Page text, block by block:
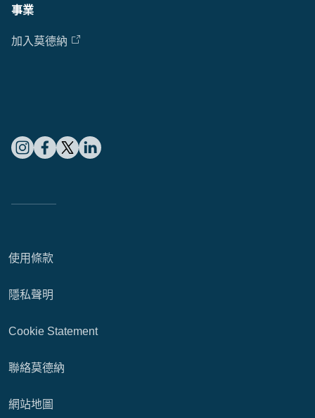
事業
加入莫德納
使用條款
隱私聲明
Cookie Statement
聯絡莫德納
網站地圖